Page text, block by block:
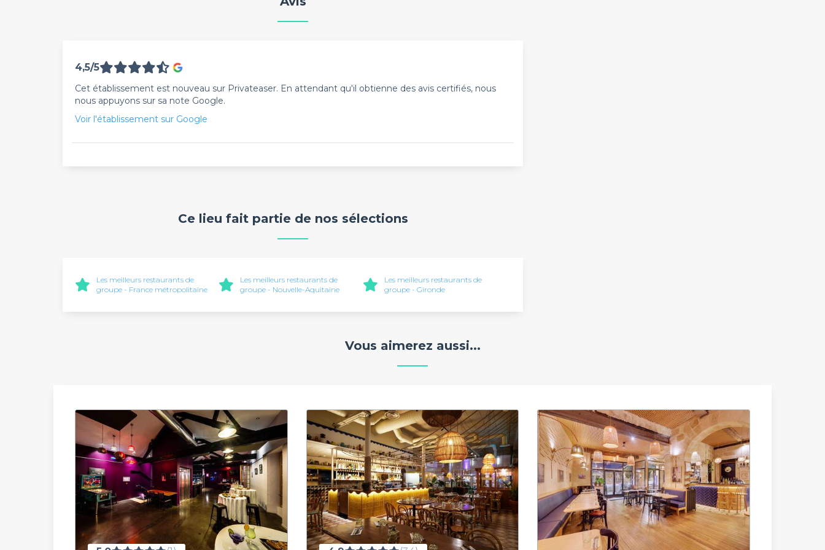
4,5/5
Cet établissement est nouveau sur Privateaser. En attendant qu'il obtienne des avis certifiés, nous
nous appuyons sur sa note Google.
Voir l'établissement sur Google
Ce lieu fait partie de nos sélections
Les meilleurs restaurants de
groupe - France métropolitaine
Les meilleurs restaurants de
groupe - Nouvelle-Aquitaine
Les meilleurs restaurants de
groupe - Gironde
Vous aimerez aussi...